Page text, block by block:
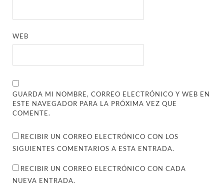
WEB
GUARDA MI NOMBRE, CORREO ELECTRÓNICO Y WEB EN
ESTE NAVEGADOR PARA LA PRÓXIMA VEZ QUE
COMENTE.
RECIBIR UN CORREO ELECTRÓNICO CON LOS
SIGUIENTES COMENTARIOS A ESTA ENTRADA.
RECIBIR UN CORREO ELECTRÓNICO CON CADA
NUEVA ENTRADA.